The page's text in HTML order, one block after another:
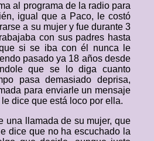
al programa de la radio para
igual que a Paco, le costó
a su mujer y fue durante 3
con sus padres hasta
si se iba con él nunca le
pasado ya 18 años desde
que se lo diga cuanto
pasa demasiado deprisa,
para enviarle un mensaje
dice que está loco por ella.
una llamada de su mujer, que
dice que no ha escuchado la